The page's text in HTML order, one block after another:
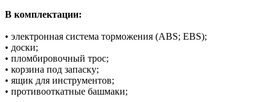
В комплектации:
• электронная система торможения (ABS; EBS);
• доски;
• пломбировочный трос;
• корзина под запаску;
• ящик для инструментов;
• противооткатные башмаки;